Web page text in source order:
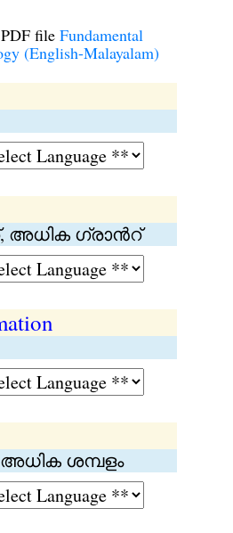
file Fundamental
(English-Malayalam)
ഗ്രാന്‍റ്
ശമ്പളം